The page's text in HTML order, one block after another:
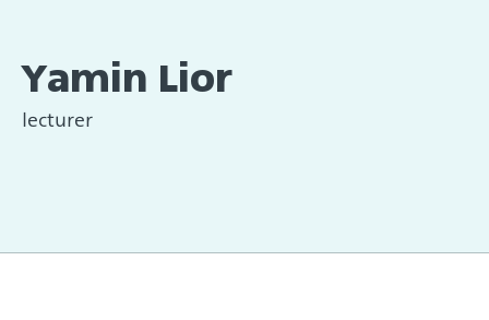
Yamin Lior
lecturer